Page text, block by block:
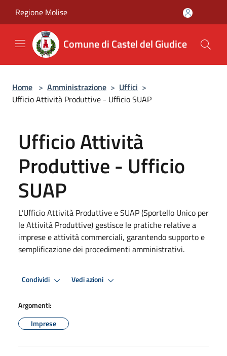
Regione Molise
Comune di Castel del Giudice
Home > Amministrazione > Uffici >
Ufficio Attività Produttive - Ufficio SUAP
Ufficio Attività
Produttive - Ufficio
SUAP
L’Ufficio Attività Produttive e SUAP (Sportello Unico per
le Attività Produttive) gestisce le pratiche relative a
imprese e attività commerciali, garantendo supporto e
semplificazione dei procedimenti amministrativi.
Condividi Vedi azioni
Argomenti:
Imprese